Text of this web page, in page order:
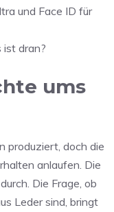
und Face ID für
dran?
ums
produziert, doch die
anlaufen. Die
Die Frage, ob
Leder sind, bringt